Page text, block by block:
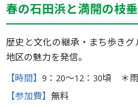
春の石田浜と満開の枝
歴史と文化の継承・まち歩き
地区の魅力を発信。
【時間】 9：20〜12：30頃 ＊
【参加費】 無料